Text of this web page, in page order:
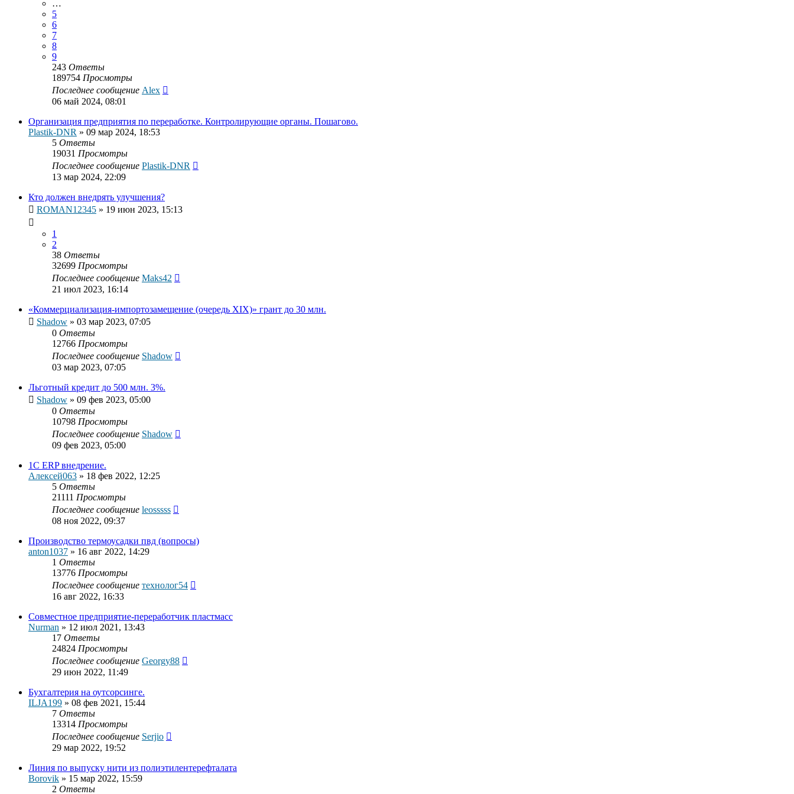
…
5
6
7
8
9
243 Ответы
189754 Просмотры
Последнее сообщение Alex
06 май 2024, 08:01
Организация предприятия по переработке. Контролирующие органы. Пошагово.
Plastik-DNR » 09 мар 2024, 18:53
5 Ответы
19031 Просмотры
Последнее сообщение Plastik-DNR
13 мар 2024, 22:09
Кто должен внедрять улучшения?
ROMAN12345 » 19 июн 2023, 15:13
1
2
38 Ответы
32699 Просмотры
Последнее сообщение Maks42
21 июл 2023, 16:14
«Коммерциализация-импортозамещение (очередь XIX)» грант до 30 млн.
Shadow » 03 мар 2023, 07:05
0 Ответы
12766 Просмотры
Последнее сообщение Shadow
03 мар 2023, 07:05
Льготный кредит до 500 млн. 3%.
Shadow » 09 фев 2023, 05:00
0 Ответы
10798 Просмотры
Последнее сообщение Shadow
09 фев 2023, 05:00
1C ERP внедрение.
Алексей063 » 18 фев 2022, 12:25
5 Ответы
21111 Просмотры
Последнее сообщение leosssss
08 ноя 2022, 09:37
Производство термоусадки пвд (вопросы)
anton1037 » 16 авг 2022, 14:29
1 Ответы
13776 Просмотры
Последнее сообщение технолог54
16 авг 2022, 16:33
Совместное предприятие-переработчик пластмасс
Nurman » 12 июл 2021, 13:43
17 Ответы
24824 Просмотры
Последнее сообщение Georgy88
29 июн 2022, 11:49
Бухгалтерия на оутсорсинге.
ILJA199 » 08 фев 2021, 15:44
7 Ответы
13314 Просмотры
Последнее сообщение Serjio
29 мар 2022, 19:52
Линия по выпуску нити из полиэтилентерефталата
Borovik » 15 мар 2022, 15:59
2 Ответы